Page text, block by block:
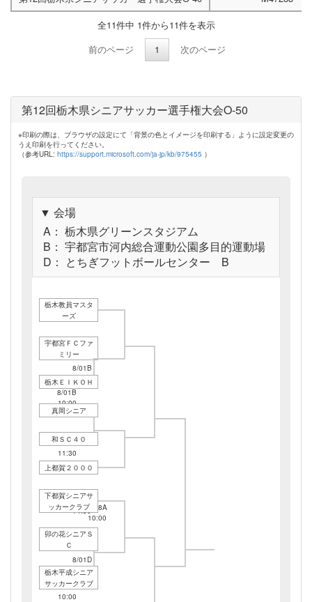
全11件中 1件から11件を表示
前のページ
1 次のページ
第12回栃木県シニアサッカー選手権大会O-50
※印刷の際は、ブラウザの設定にて「背景の色とイメージを印刷する」ように設定変更の
うえ印刷を行ってください。
（参考URL: https://support.microsoft.com/ja-jp/kb/975455 ）
▼ 会場
A： 栃木県グリーンスタジアム
B： 宇都宮市河内総合運動公園多目的運動場
D： とちぎフットボールセンター B
栃木教員マスタ
ーズ
8/01B
13:00
宇都宮ＦＣファ
ミリー
8/01B
10:00
栃木ＥＩＫＯＨ
8/08A
10:00
真岡シニア
8/01B
11:30
和ＳＣ４０
8/01B
14:30
上都賀２０００
下都賀シニアサ
ッカークラブ
8/01D
13:00
卯の花シニアＳ
Ｃ
8/01D
10:00
栃木平成シニア
サッカークラブ